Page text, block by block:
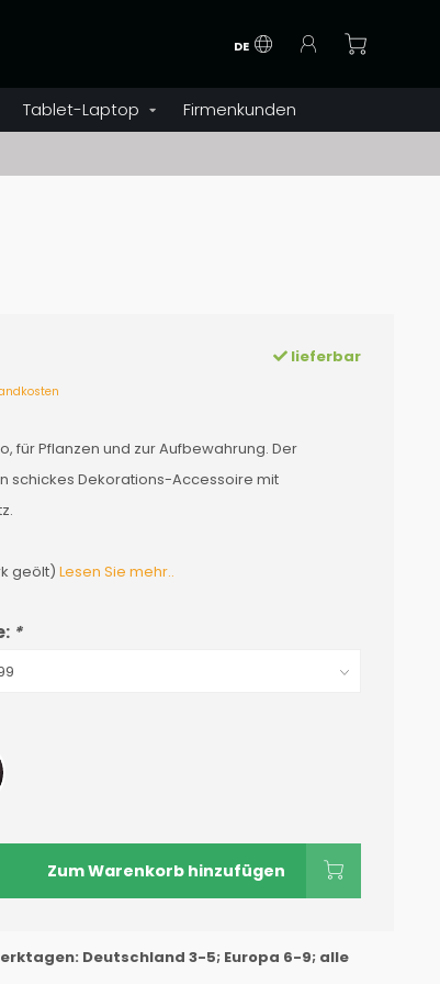
DE
Tablet-Laptop Firmenkunden
lieferbar
für Pflanzen und zur Aufbewahrung. Der
schickes Dekorations-Accessoire mit
geölt) Lesen Sie mehr..
*
Zum Warenkorb hinzufügen
Deutschland 3-5; Europa 6-9; alle